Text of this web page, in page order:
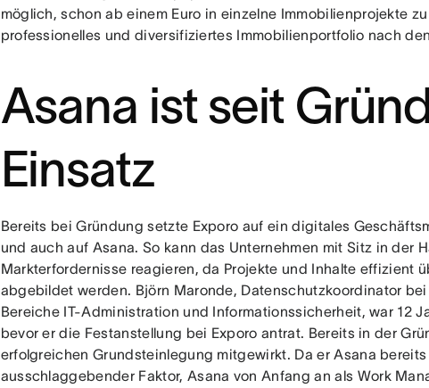
möglich, schon ab einem Euro in einzelne Immobilienprojekte
professionelles und diversifiziertes Immobilienportfolio nach
Asana ist seit
Einsatz
Bereits bei Gründung setzte Exporo auf ein digitales
und auch auf Asana. So kann das Unternehmen mit Sitz in der
Markterfordernisse reagieren, da Projekte und Inhalte effizient
abgebildet werden. Björn Maronde, Datenschutzkoordinator
Bereiche IT-Administration und Informationssicherheit, war 12
bevor er die Festanstellung bei Exporo antrat. Bereits in der
erfolgreichen Grundsteinlegung mitgewirkt. Da er Asana
ausschlaggebender Faktor, Asana von Anfang an als Work